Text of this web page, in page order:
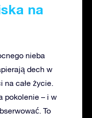
na
nieba
dech w
na całe życie.
pokolenie – i w
To